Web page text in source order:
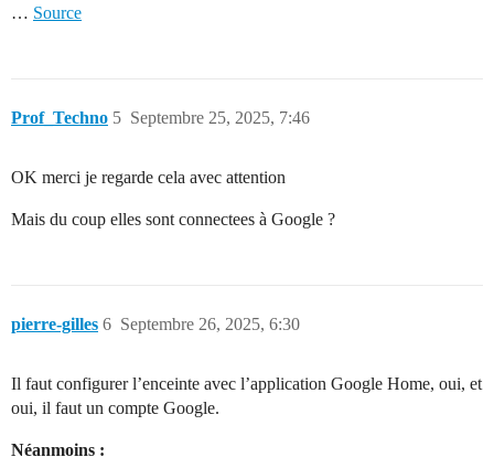
… Source
Prof_Techno Septembre 25, 2025, 7:46
5
OK merci je regarde cela avec attention
Mais du coup elles sont connectees à Google ?
pierre-gilles Septembre 26, 2025, 6:30
6
Il faut configurer l’enceinte avec l’application Google Home, oui, et
oui, il faut un compte Google.
Néanmoins :